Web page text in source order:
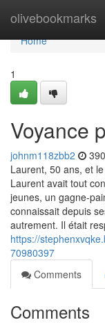
olivebookmarks
Home
Home
1
Voyance
johnm118zbb2
Laurent, 50 ans, et
Laurent avait tout
jeunes, un gagne-
connaissait depuis
autrement. Il était
https://
70980397
Comments
Comments